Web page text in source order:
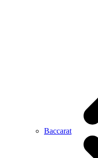
Baccarat